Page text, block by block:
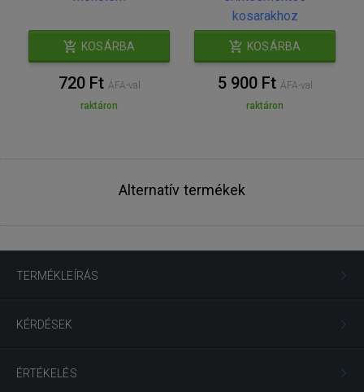
KOSÁRBA
720 Ft ÁFA-val
raktáron
kosarakhoz
KOSÁRBA
5 900 Ft ÁFA-val
raktáron
Alternatív termékek
TERMÉKLEÍRÁS
KÉRDÉSEK
ÉRTÉKELÉS